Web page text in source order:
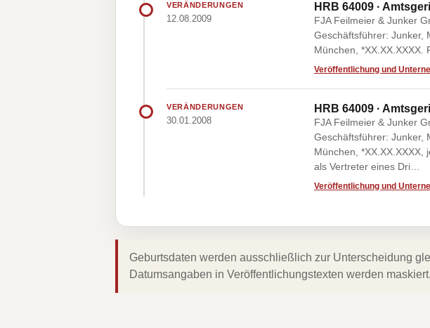
VERÄNDERUNGEN
12.08.2009
HRB 64009 ·
FJA Feilmeier & Junker
Geschäftsführer: Junker,
München, *XX.XX.XXXX.
Veröffentlichung und
VERÄNDERUNGEN
30.01.2008
HRB 64009 ·
FJA Feilmeier & Junker
Geschäftsführer: Junker,
München,
als Vertreter eines Dri…
Veröffentlichung und
Geburtsdaten werden ausschließlich zur Unterscheidung
Datumsangaben in Veröffentlichungstexten werden maskiert.